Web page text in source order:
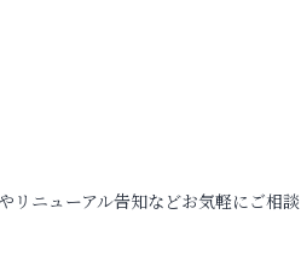
リニューアル告知などお気軽にご相